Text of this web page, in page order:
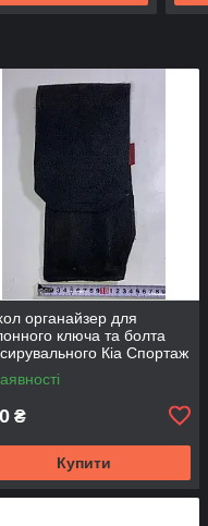
органайзер для
ключа та болта
Кіа Спортаж
Kia Sportage
Hyundai
₴
Купити